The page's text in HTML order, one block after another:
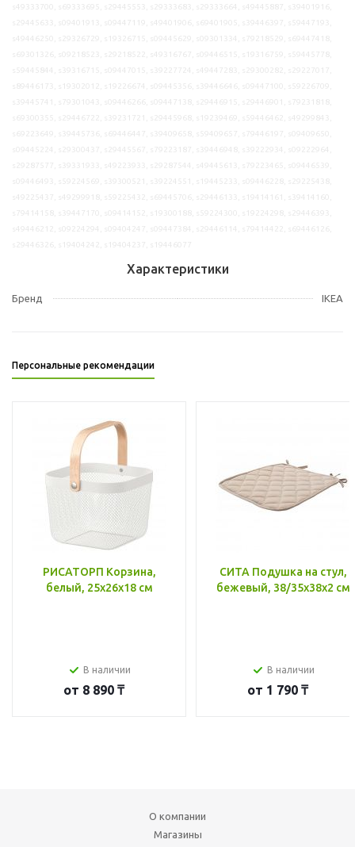
Характеристики
Бренд IKEA
Персональные рекомендации
РИСАТОРП Корзина,
белый, 25x26x18 см
В наличии
от 8 890 ₸
СИТА Подушка на стул,
бежевый, 38/35x38x2 см
В наличии
от 1 790 ₸
О компании
Магазины